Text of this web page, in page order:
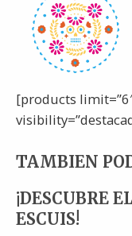
[products
TAMBIEN
¡DESCUBRE
ESCUIS!